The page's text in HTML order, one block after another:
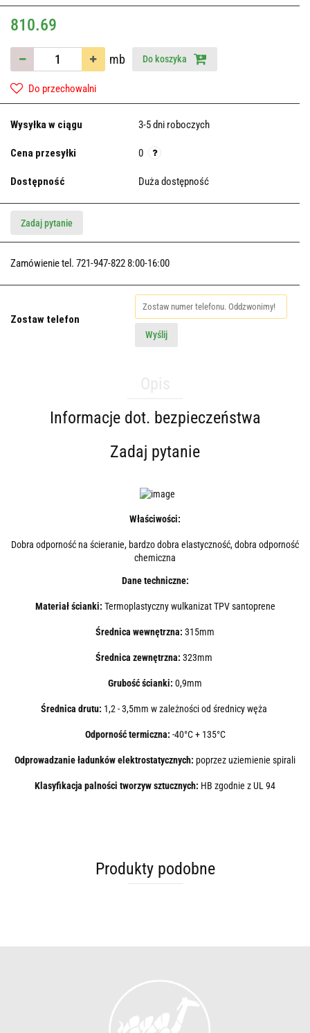
810.69
mb Do koszyka
Do przechowalni
Wysyłka w ciągu 3-5 dni roboczych
Cena przesyłki 0
Dostępność Duża dostępność
Zadaj pytanie
Zamówienie tel. 721-947-822 8:00-16:00
Zostaw telefon
Wyślij
Informacje dot. bezpieczeństwa
Zadaj pytanie
Właściwości:
Dobra odporność na ścieranie, bardzo dobra elastyczność, dobra odporność
chemiczna
Dane techniczne:
Materiał ścianki: Termoplastyczny wulkanizat TPV santoprene
Średnica wewnętrzna: 315mm
Średnica zewnętrzna: 323mm
Grubość ścianki: 0,9mm
Średnica drutu: 1,2 - 3,5mm w zależności od średnicy węża
Odporność termiczna: -40°C + 135°C
Odprowadzanie ładunków elektrostatycznych: poprzez uziemienie spirali
Klasyfikacja palności tworzyw sztucznych: HB zgodnie z UL 94
Produkty podobne